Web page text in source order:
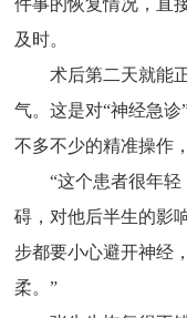
件事的恢复情况，直
及时。
术后第二天就能
气。这是对“神经急
不多不少的精准操作
“这个患者很年
碍，对他后半生的影
步都要小心避开神经
柔。”